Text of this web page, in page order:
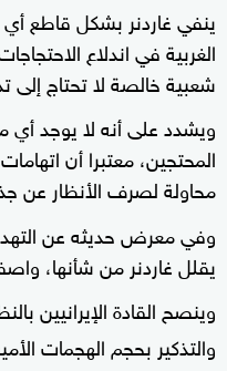
ينفي غاردنر بشكل قاطع أي
الغربية في اندلاع
شعبية خالصة لا تحتاج إلى
ويشدد على أنه لا يوجد
المحتجين، معتبرا أن
محاولة لصرف الأنظار عن
وفي معرض حديثه عن
يقلل غاردنر من شأنها،
وينصح القادة الإيرانيين
والتذكير بحجم الهجمات